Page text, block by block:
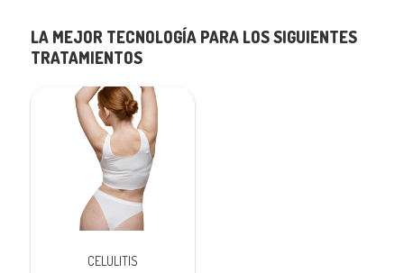
LA MEJOR TECNOLOGÍA PARA LOS SIGUIENTES
TRATAMIENTOS
CELULITIS